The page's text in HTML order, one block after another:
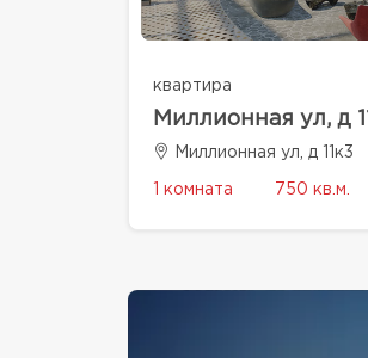
квартира
Миллионная ул, д
Миллионная ул, д 11к3
1 комната 750 кв.м.